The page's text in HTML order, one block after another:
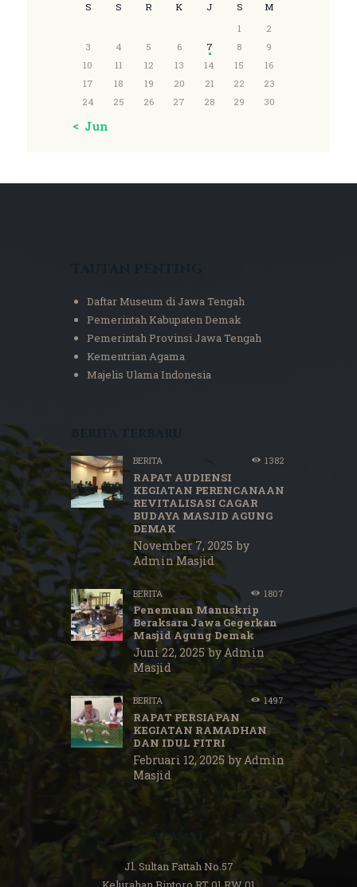
S S R K J S
M
1
2
3
4 5 6 7 8
9
10
11 12 13 14 15
16
17
18 19 20 21 22
23
24
25 26 27 28 29 30
« Jun
Daftar Museum di Jawa Tengah
Pemerintah Kabupaten Demak
Pemerintah Provinsi Jawa Tengah
Kementrian Agama
Majelis Ulama Indonesia
BERITA 1382
RAPAT AUDIENSI
KEGIATAN PERENCANAAN
REVITALISASI CAGAR
BUDAYA MASJID AGUNG
DEMAK
November 7, 2025 by
Admin Masjid
BERITA 1807
Penemuan Manuskrip
Beraksara Jawa Gegerkan
Masjid Agung Demak
Juni 22, 2025 byAdmin
Masjid
BERITA 1497
RAPAT PERSIAPAN
KEGIATAN RAMADHAN
DAN IDUL FITRI
Februari 12, 2025 byAdmin
Masjid
Alamat
Jl. Sultan Fattah No.57